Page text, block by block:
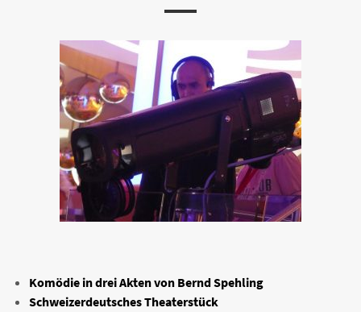
Komödie in drei Akten von Bernd Spehling
Schweizerdeutsches Theaterstück